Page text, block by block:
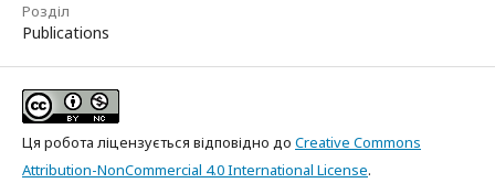
Розділ
Publications
Ця робота ліцензується відповідно до Creative Commons
Attribution-NonCommercial 4.0 International License.